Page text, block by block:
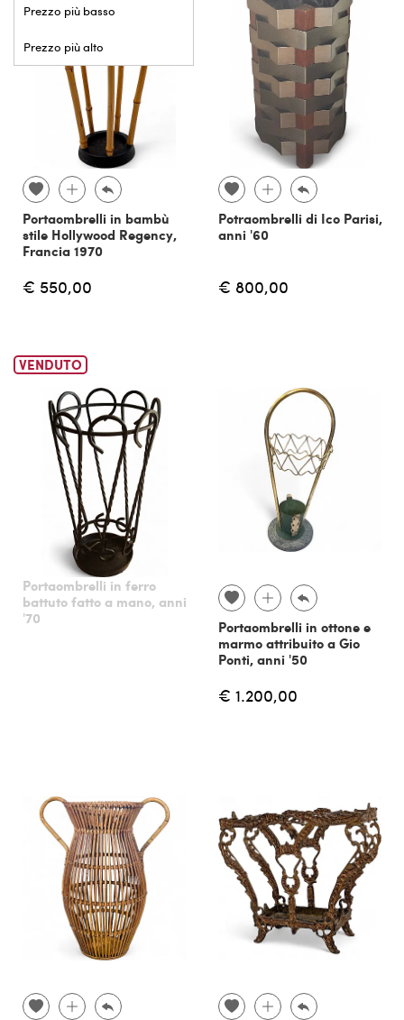
Prezzo più basso
Prezzo più alto
Portaombrelli in bambù
stile Hollywood Regency,
Francia 1970
€ 550,00
Potraombrelli di Ico Parisi,
anni '60
€ 800,00
VENDUTO
Portaombrelli in ferro
battuto fatto a mano, anni
'70
Portaombrelli in ottone e
marmo attribuito a Gio
Ponti, anni '50
€ 1.200,00